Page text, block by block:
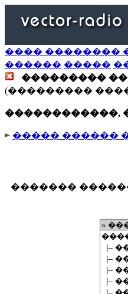
���� ��������
������ �����
���������
(���������
������������,
����� ������
�������